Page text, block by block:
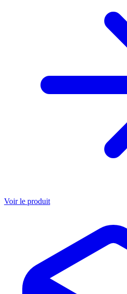
Voir le produit